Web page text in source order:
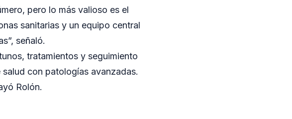
pero lo más valioso es el
sanitarias y un equipo central
señaló.
tratamientos y seguimiento
con patologías avanzadas.
Rolón.